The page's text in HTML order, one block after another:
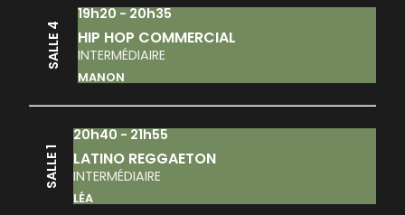
SALLE 4
19h20 - 20h35
HIP HOP COMMERCIAL
INTERMÉDIAIRE
MANON
SALLE 1
20h40 - 21h55
LATINO REGGAETON
INTERMÉDIAIRE
LÉA